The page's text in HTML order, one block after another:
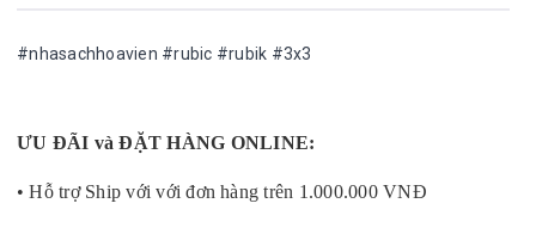
#nhasachhoavien #rubic #rubik #3x3
ƯU ĐÃI và ĐẶT HÀNG ONLINE:
• Hỗ trợ Ship với với đơn hàng trên 1.000.000 VNĐ